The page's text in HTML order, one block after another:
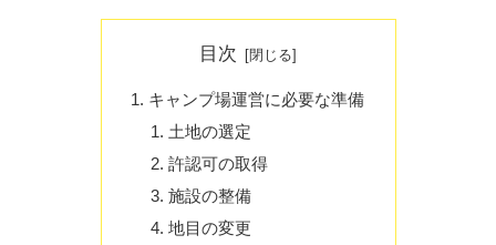
目次
キャンプ場運営に必要な準備
土地の選定
許認可の取得
施設の整備
地目の変更